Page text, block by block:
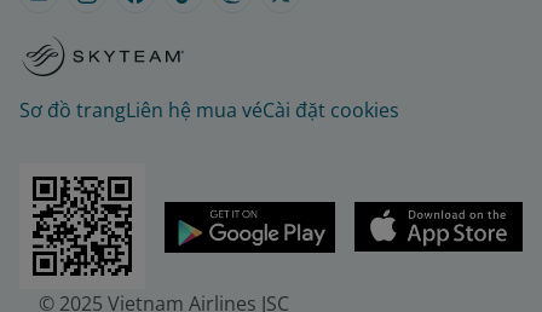
Sơ đồ trangLiên hệ mua véCài đặt cookies
© 2025 Vietnam Airlines JSC